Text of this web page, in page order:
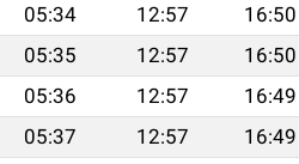
05:34 12:57 16:50
05:35 12:57 16:50
05:36 12:57 16:49
05:37 12:57 16:49